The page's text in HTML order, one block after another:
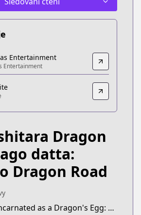
Entertainment
series/
earthstar.jp/detail/doratama/
Entertainment
Entertainment
Dragon
datta:
Dragon Road
synonyms:Reincarnated as a Dragon's Egg: Dragon Road of Ibara